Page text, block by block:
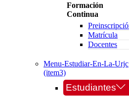
Formación
Continua
Matrícula
Docentes
Menu-Estudiar-En-La-Urjc
(item3)
Estudiantes